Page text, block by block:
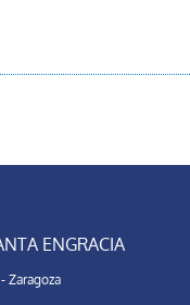
ENGRACIA
Zaragoza